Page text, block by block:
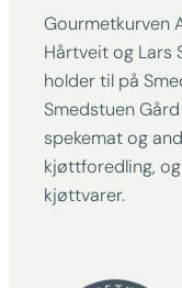
Gourmetkurven
Hårtveit og Lars
holder til på
Smedstuen
spekemat og
kjøttforedling,
kjøttvarer.